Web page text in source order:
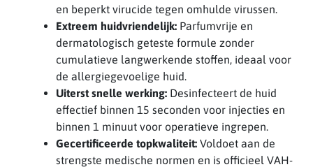
en beperkt virucide tegen omhulde virussen.
Extreem huidvriendelijk: Parfumvrije en
dermatologisch geteste formule zonder
cumulatieve langwerkende stoffen, ideaal voor
de allergiegevoelige huid.
Uiterst snelle werking: Desinfecteert de huid
effectief binnen 15 seconden voor injecties en
binnen 1 minuut voor operatieve ingrepen.
Gecertificeerde topkwaliteit: Voldoet aan de
strengste medische normen en is officieel VAH-